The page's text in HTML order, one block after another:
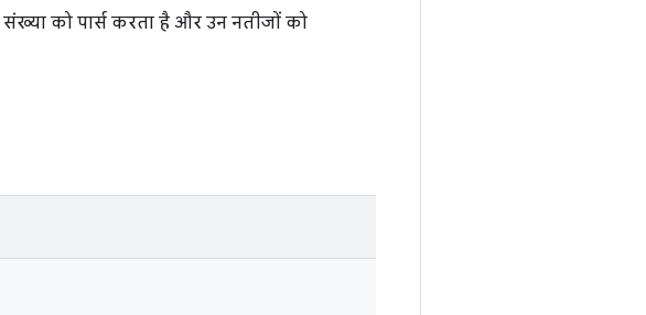
को पार्स करता है और उन नतीजों को